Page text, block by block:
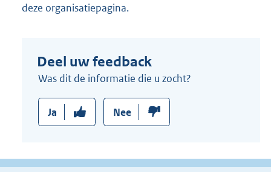
deze organisatiepagina.
Deel uw feedback
Was dit de informatie die u zocht?
Ja Nee